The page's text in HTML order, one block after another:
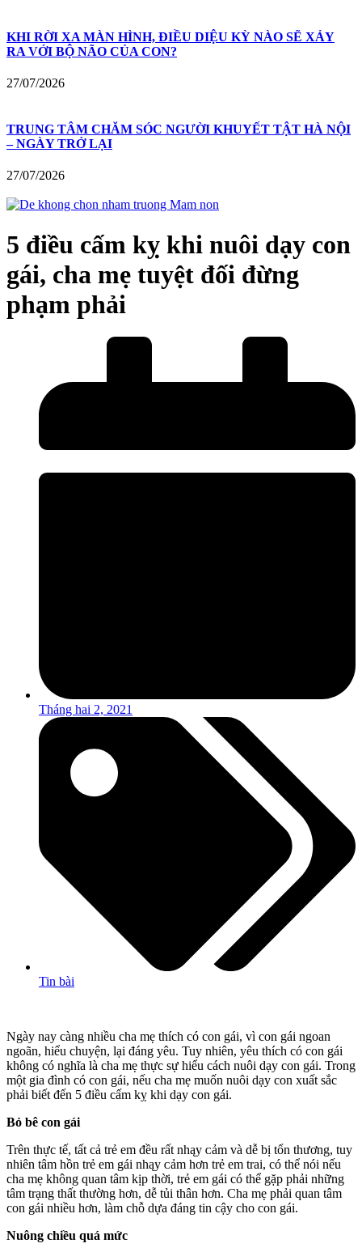
KHI RỜI XA MÀN HÌNH, ĐIỀU DIỆU KỲ NÀO SẼ XẢY
RA VỚI BỘ NÃO CỦA CON?
27/07/2026
TRUNG TÂM CHĂM SÓC NGƯỜI KHUYẾT TẬT HÀ NỘI
– NGÀY TRỞ LẠI
27/07/2026
5 điều cấm kỵ khi nuôi dạy con
gái, cha mẹ tuyệt đối đừng
phạm phải
Tháng hai 2, 2021
Tin bài
Ngày nay càng nhiều cha mẹ thích có con gái, vì con gái ngoan
ngoãn, hiểu chuyện, lại đáng yêu. Tuy nhiên, yêu thích có con gái
không có nghĩa là cha mẹ thực sự hiểu cách nuôi dạy con gái. Trong
một gia đình có con gái, nếu cha mẹ muốn nuôi dạy con xuất sắc
phải biết đến 5 điều cấm kỵ khi dạy con gái.
Bỏ bê con gái
Trên thực tế, tất cả trẻ em đều rất nhąy ᴄảm và dễ bị tổn thương, tuy
nhiên tâm hồn trẻ em gái nhąy ᴄảm hơn trẻ em trai, có thể nói nếu
cha mẹ không quan tâm kịp thời, trẻ em gái có thể gặp phải những
tâm trạng thất thường hơn, dễ tủi thân hơn. Cha mẹ phải quan tâm
con gái nhiều hơn, làm chỗ dựa đáng tin cậy cho con gái.
Nuông chiều quá mức